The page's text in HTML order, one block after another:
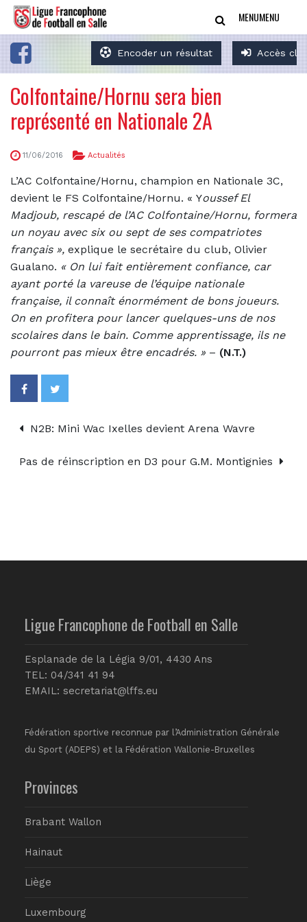
Encoder un résultat Accès
MENUMENU
Colfontaine/Hornu sera bien
représenté en Nationale 2A
11/06/2016 Actualités
L’AC Colfontaine/Hornu, champion en Nationale 3C,
devient le FS Colfontaine/Hornu. « Youssef El
Madjoub, rescapé de l’AC Colfontaine/Hornu, formera
un noyau avec six ou sept de ses compatriotes
français », explique le secrétaire du club, Olivier
Gualano. « On lui fait entièrement confiance, car
ayant porté la vareuse de l’équipe nationale
française, il connaît énormément de bons joueurs.
On en profitera pour lancer quelques-uns de nos
scolaires dans le bain. Comme apprentissage, ils ne
pourront pas mieux être encadrés. » – (N.T.)
N2B: Mini Wac Ixelles devient Arena Wavre
Pas de réinscription en D3 pour G.M. Montignies
Ligue Francophone de Football en Salle
Esplanade de la Légia 9/01, 4430 Ans
TEL: 04/341 41 94
EMAIL: secretariat@lffs.eu
Fédération sportive reconnue par l’Administration Générale
du Sport (ADEPS) et la Fédération Wallonie-Bruxelles
Provinces
Brabant Wallon
Hainaut
Liège
Luxembourg